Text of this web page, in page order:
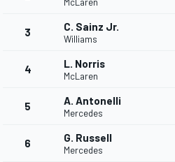
3 C. Sainz Jr.
Williams
4 L. Norris
McLaren
5 A. Antonelli
Mercedes
6 G. Russell
Mercedes